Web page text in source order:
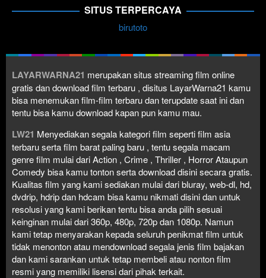
SITUS TERPERCAYA
birutoto
LAYARWARNA21 merupakan situs streaming film online
gratis dan download film terbaru , disitus LayarWarna21 kamu
bisa menemukan film-film terbaru dan terupdate saat ini dan
tentu bisa kamu download kapan pun kamu mau.
LW21 Menyediakan segala kategori film seperti film asia
terbaru serta film barat paling baru , tentu segala macam
genre film mulai dari Action , Crime , Thriller , Horror Ataupun
Comedy bisa kamu tonton serta download disini secara gratis.
Kualitas film yang kami sediakan mulai dari bluray, web-dl, hd,
dvdrip, hdrip dan hdcam bisa kamu nikmati disini dan untuk
resolusi yang kami berikan tentu bisa anda pilih sesuai
keinginan mulai dari 360p, 480p, 720p dan 1080p. Namun
kami tetap menyarakan kepada seluruh penikmat film untuk
tidak menonton atau mendownload segala jenis film bajakan
dan kami sarankan untuk tetap membeli atau nonton film
resmi yang memiliki lisensi dari pihak terkait.